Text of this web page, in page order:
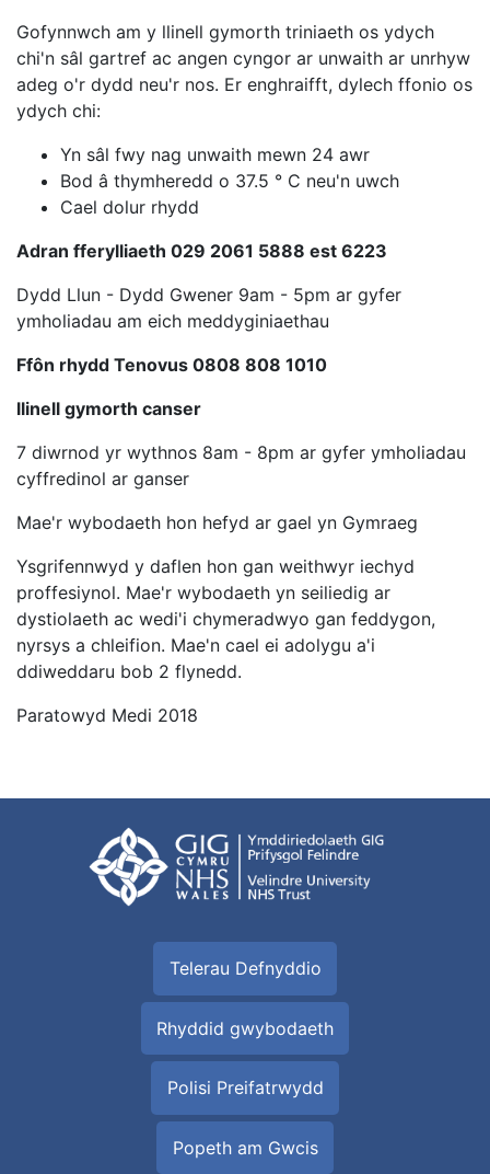
Gofynnwch am y llinell gymorth triniaeth os ydych
chi'n sâl gartref ac angen cyngor ar unwaith ar unrhyw
adeg o'r dydd neu'r nos. Er enghraifft, dylech ffonio os
ydych chi:
Yn sâl fwy nag unwaith mewn 24 awr
Bod â thymheredd o 37.5 ° C neu'n uwch
Cael dolur rhydd
Adran fferylliaeth 029 2061 5888 est 6223
Dydd Llun - Dydd Gwener 9am - 5pm ar gyfer
ymholiadau am eich meddyginiaethau
Ffôn rhydd Tenovus 0808 808 1010
llinell gymorth canser
7 diwrnod yr wythnos 8am - 8pm ar gyfer ymholiadau
cyffredinol ar ganser
Mae'r wybodaeth hon hefyd ar gael yn Gymraeg
Ysgrifennwyd y daflen hon gan weithwyr iechyd
proffesiynol. Mae'r wybodaeth yn seiliedig ar
dystiolaeth ac wedi'i chymeradwyo gan feddygon,
nyrsys a chleifion. Mae'n cael ei adolygu a'i
ddiweddaru bob 2 flynedd.
Paratowyd Medi 2018
Telerau Defnyddio
Rhyddid gwybodaeth
Polisi Preifatrwydd
Popeth am Gwcis